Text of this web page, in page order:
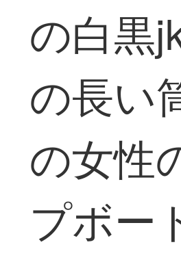
の白黒
の長い
の女性
プボー